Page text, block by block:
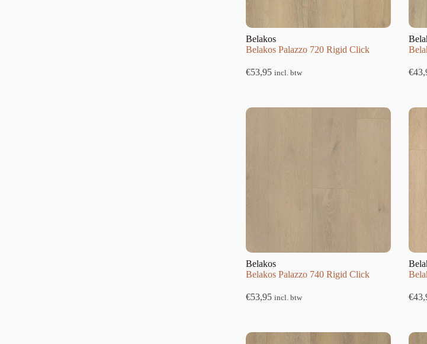
Belakos
Belakos Palazzo 720 Rigid Click
€53,95 incl. btw €
Belakos
Belakos Palazzo 740 Rigid Click
€53,95 incl. btw €